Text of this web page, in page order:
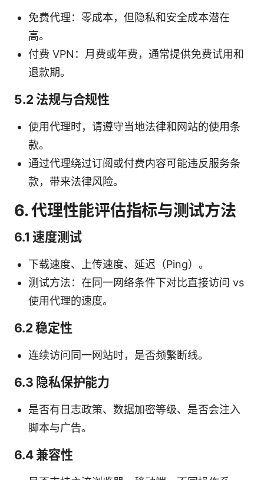
免费代理：零成本，但隐私和安全成本潜在
高。
付费 VPN：月费或年费，通常提供免费试用和
退款期。
5.2 法规与合规性
使用代理时，请遵守当地法律和网站的使用条
款。
通过代理绕过订阅或付费内容可能违反服务条
款，带来法律风险。
6. 代理性能评估指标与测试方法
6.1 速度测试
下载速度、上传速度、延迟（Ping）。
测试方法：在同一网络条件下对比直接访问 vs
使用代理的速度。
6.2 稳定性
连续访问同一网站时，是否频繁断线。
6.3 隐私保护能力
是否有日志政策、数据加密等级、是否会注入
脚本与广告。
6.4 兼容性